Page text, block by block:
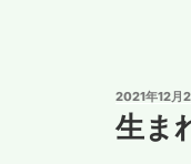
投
稿
日:
2021年12月
生ま